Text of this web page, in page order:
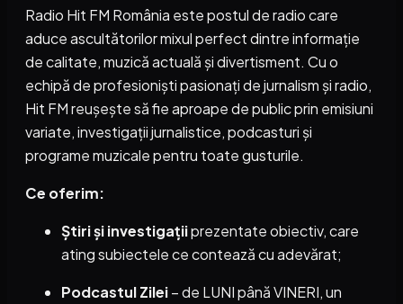
Radio Hit FM România este postul de radio care
aduce ascultătorilor mixul perfect dintre informație
de calitate, muzică actuală și divertisment. Cu o
echipă de profesioniști pasionați de jurnalism și radio,
Hit FM reușește să fie aproape de public prin emisiuni
variate, investigații jurnalistice, podcasturi și
programe muzicale pentru toate gusturile.
Ce oferim:
Știri și investigațiiprezentate obiectiv, care
ating subiectele ce contează cu adevărat;
Podcastul Zilei– de LUNI până VINERI, un